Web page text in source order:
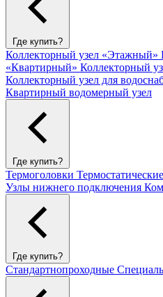
Где купить?
Коллекторный узел «Этажный»
«Квартирный» Коллекторный
Коллекторный узел для
Квартирный водомерный узел
Где купить?
Термоголовки
Узлы нижнего подключения
Где купить?
Стандартнопроходные